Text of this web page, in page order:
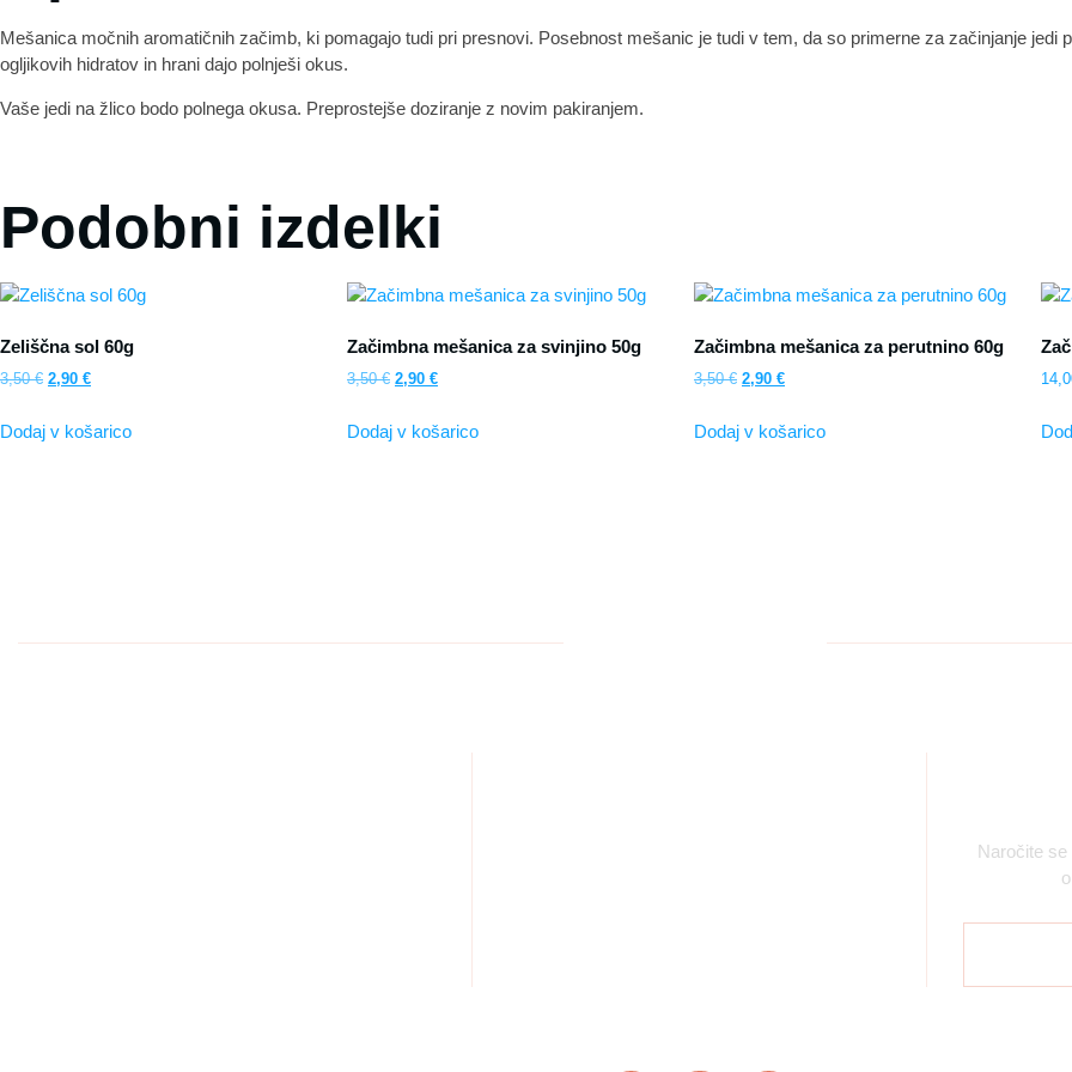
Mešanica močnih aromatičnih začimb, ki pomagajo tudi pri presnovi. Posebnost mešanic je tudi v tem, da so primerne za začinjanje jedi
ogljikovih hidratov in hrani dajo polnješi okus.
Vaše jedi na žlico bodo polnega okusa. Preprostejše doziranje z novim pakiranjem.
Podobni izdelki
Zeliščna sol 60g
3,50€ 2,90 €
Dodaj v košarico
Začimbna mešanica za svinjino 50g
3,50€ 2,90 €
Dodaj v košarico
Začimbna mešanica za perutnino 60g
3,50€ 2,90 €
Dodaj v košarico
Naročite